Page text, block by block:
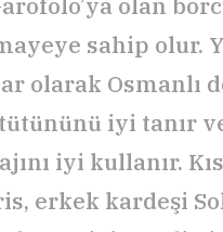
sahip olur.
olarak Osmanlı
iyi tanır
iyi kullanır.
erkek kardeşi